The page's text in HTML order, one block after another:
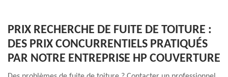
PRIX RECHERCHE DE FUITE DE TOITURE :
DES PRIX CONCURRENTIELS PRATIQUÉS
PAR NOTRE ENTREPRISE HP COUVERTURE